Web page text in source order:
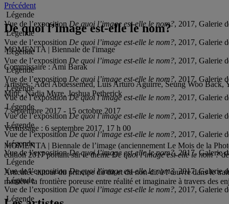
Précédent
Légende
Vue de l’exposition De quoi l’image est-elle le nom?, 2017, Galerie
Légende
Vue de l’exposition De quoi l’image est-elle le nom?, 2017, Galerie
Légende
Vue de l’exposition De quoi l’image est-elle le nom?, 2017, Galerie
Légende
Vue de l’exposition De quoi l’image est-elle le nom?, 2017, Galerie
Légende
Vue de l’expositionDe quoi l’image est-elle le nom?, 2017, Galerie
Légende
Vue de l’expositionDe quoi l’image est-elle le nom?, 2017, Galerie
Légende
Vue de l’exposition De quoi l’image est-elle le nom?, 2017, Galerie
Légende
Vue de l’expositionDe quoi l’image est-elle le nom?, 2017, Galerie
Légende
Vue de l’expositionDe quoi l’image est-elle le nom?, 2017, Galerie
Légende
Vue de l’exposition De quoi l’image est-elle le nom?, 2017, Galerie
Légende
De quoi l’image est-elle le nom?
MOMENTA | Biennale de l'image
Commissaire : Ami Barak
Artistes : Adel Abdessemed, Luis Arturo Aguirre, Seung Woo
Mitić, Nadia Myre, Joshua Petherick
7 septembre 2017 - 15 octobre 2017
Vernissage : 6 septembre 2017, 17 h 00
MOMENTA | Biennale de l’image (anciennement Le Mois de la
édition 2017 portant sur le thèmeDe quoi l’image est-elle le nom ?
Articulée autour du principe du dit et du non-dit à l’œuvre dans le
manière la frontière poreuse entre réalité et imaginaire à travers des